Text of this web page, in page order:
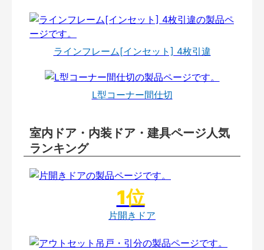
ラインフレーム[インセット] 4枚引違
L型コーナー間仕切
室内ドア・内装ドア・建具ページ人気
ランキング
片開きドア